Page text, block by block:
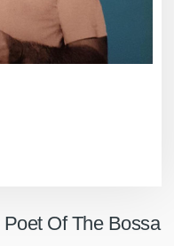
Of The Bossa